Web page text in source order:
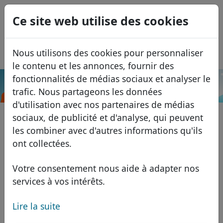
Ce site web utilise des cookies
Nous utilisons des cookies pour personnaliser
le contenu et les annonces, fournir des
fonctionnalités de médias sociaux et analyser le
trafic. Nous partageons les données
d'utilisation avec nos partenaires de médias
sociaux, de publicité et d'analyse, qui peuvent
les combiner avec d'autres informations qu'ils
ont collectées.
Votre consentement nous aide à adapter nos
services à vos intérêts.
Lire la suite
Domaines
Base de données de domaines
Domaines africains
Domaines européens
Domaines nord-américains
Liste des prix
Transférer
Recherche
ID Protect
WHOIS
FAQ
Blog
USD
EUR
GBP
Español
Italiano
Português
Română
Eesti
.builders Recherche